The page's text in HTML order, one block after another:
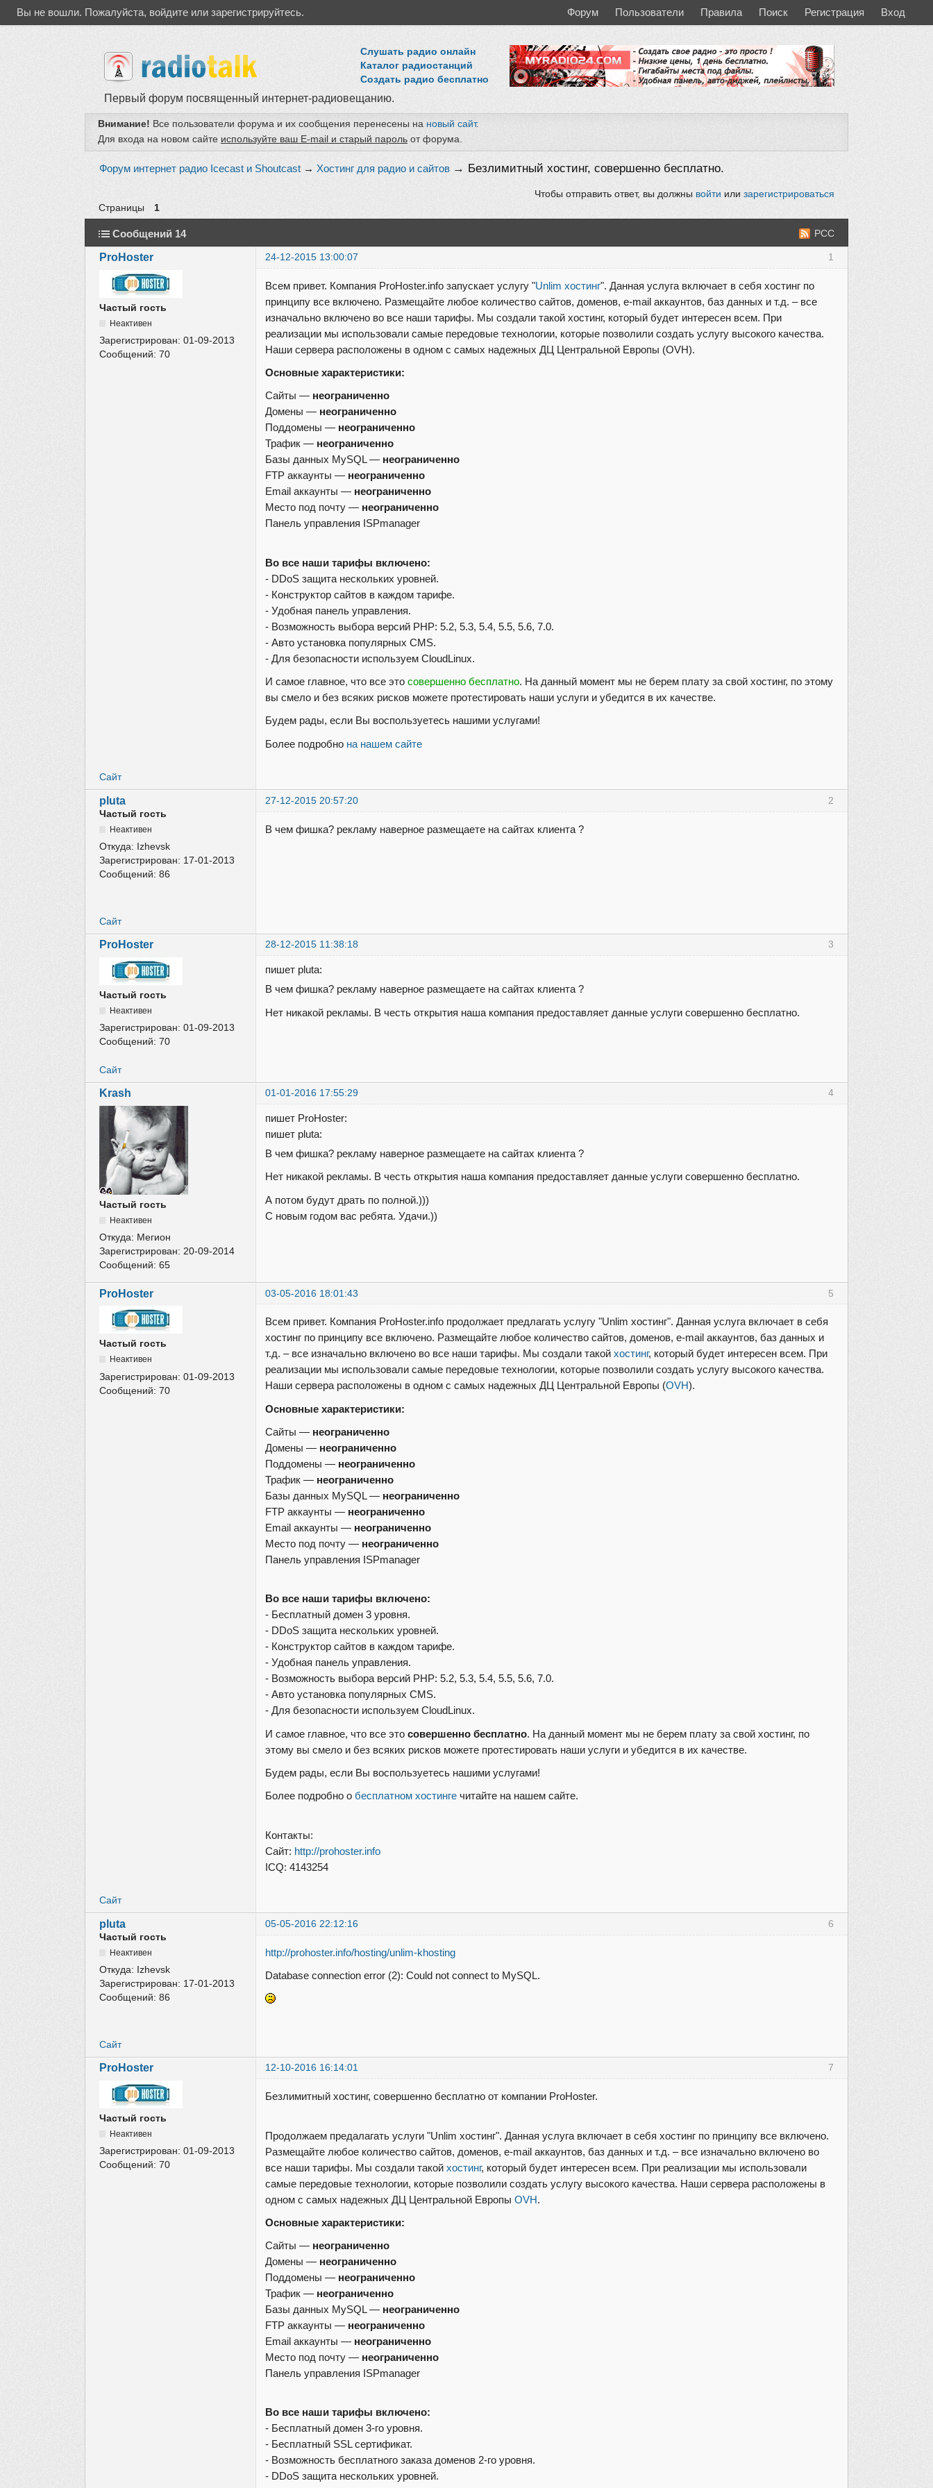
Вы не вошли. Пожалуйста, войдите или зарегистрируйтесь. Форум Пользователи Правила Поиск Регистрация Вход
Слушать радио онлайн
Каталог радиостанций
Создать радио бесплатно
Первый форум посвященный интернет-радиовещанию.
Внимание! Все пользователи форума и их сообщения перенесены на новый сайт.
Для входа на новом сайте используйте ваш E-mail и старый пароль от форума.
Форум интернет радио Icecast и Shoutcast → Хостинг для радио и сайтов → Безлимитный хостинг, совершенно бесплатно.
Страницы 1
Чтобы отправить ответ, вы должны войти или зарегистрироваться
РСС
Сообщений 14
1
ProHoster 24-12-2015 13:00:07
Частый гость
Неактивен
Зарегистрирован:01-09-2013
Сообщений:70
Всем привет. Компания ProHoster.info запускает услугу "Unlim хостинг". Данная услуга включает в себя хостинг по
принципу все включено. Размещайте любое количество сайтов, доменов, e-mail аккаунтов, баз данных и т.д. – все
изначально включено во все наши тарифы. Мы создали такой хостинг, который будет интересен всем. При
реализации мы использовали самые передовые технологии, которые позволили создать услугу высокого качества.
Наши сервера расположены в одном с самых надежных ДЦ Центральной Европы (OVH).
Основные характеристики:
Сайты — неограниченно
Домены — неограниченно
Поддомены — неограниченно
Трафик — неограниченно
Базы данных MySQL — неограниченно
FTP аккаунты — неограниченно
Email аккаунты — неограниченно
Место под почту — неограниченно
Панель управления ISPmanager
Во все наши тарифы включено:
- DDoS защита нескольких уровней.
- Конструктор сайтов в каждом тарифе.
- Удобная панель управления.
- Возможность выбора версий PHP: 5.2, 5.3, 5.4, 5.5, 5.6, 7.0.
- Авто установка популярных CMS.
- Для безопасности используем CloudLinux.
И самое главное, что все этосовершенно бесплатно. На данный момент мы не берем плату за свой хостинг, по этому
вы смело и без всяких рисков можете протестировать наши услуги и убедится в их качестве.
Будем рады, если Вы воспользуетесь нашими услугами!
Более подробно на нашем сайте
Сайт
2
pluta
27-12-2015 20:57:20
Частый гость
Неактивен
Откуда: Izhevsk
Зарегистрирован: 17-01-2013
Сообщений:86
В чем фишка? рекламу наверное размещаете на сайтах клиента ?
Сайт
3
ProHoster 28-12-2015 11:38:18
Частый гость
Неактивен
Зарегистрирован:01-09-2013
Сообщений:70
пишет pluta:
В чем фишка? рекламу наверное размещаете на сайтах клиента ?
Нет никакой рекламы. В честь открытия наша компания предоставляет данные услуги совершенно бесплатно.
Сайт
4
Krash 01-01-2016 17:55:29
Частый гость
Неактивен
Откуда: Мегион
Зарегистрирован:20-09-2014
Сообщений:65
пишет ProHoster:
пишет pluta:
В чем фишка? рекламу наверное размещаете на сайтах клиента ?
Нет никакой рекламы. В честь открытия наша компания предоставляет данные услуги совершенно бесплатно.
А потом будут драть по полной.)))
С новым годом вас ребята. Удачи.))
5
ProHoster 03-05-2016 18:01:43
Частый гость
Неактивен
Зарегистрирован:01-09-2013
Сообщений:70
Всем привет. Компания ProHoster.info продолжает предлагать услугу "Unlim хостинг". Данная услуга включает в себя
хостинг по принципу все включено. Размещайте любое количество сайтов, доменов, e-mail аккаунтов, баз данных и
т.д. – все изначально включено во все наши тарифы. Мы создали такойхостинг, который будет интересен всем. При
реализации мы использовали самые передовые технологии, которые позволили создать услугу высокого качества.
Наши сервера расположены в одном с самых надежных ДЦ Центральной Европы (OVH).
Основные характеристики:
Сайты — неограниченно
Домены — неограниченно
Поддомены — неограниченно
Трафик — неограниченно
Базы данных MySQL — неограниченно
FTP аккаунты — неограниченно
Email аккаунты — неограниченно
Место под почту — неограниченно
Панель управления ISPmanager
Во все наши тарифы включено:
- Бесплатный домен 3 уровня.
- DDoS защита нескольких уровней.
- Конструктор сайтов в каждом тарифе.
- Удобная панель управления.
- Возможность выбора версий PHP: 5.2, 5.3, 5.4, 5.5, 5.6, 7.0.
- Авто установка популярных CMS.
- Для безопасности используем CloudLinux.
И самое главное, что все этосовершенно бесплатно. На данный момент мы не берем плату за свой хостинг, по
этому вы смело и без всяких рисков можете протестировать наши услуги и убедится в их качестве.
Будем рады, если Вы воспользуетесь нашими услугами!
Более подробно обесплатном хостинге читайте на нашем сайте.
Контакты:
Сайт: http://prohoster.info
ICQ: 4143254
Сайт
6
pluta
05-05-2016 22:12:16
Частый гость
Неактивен
Откуда: Izhevsk
Зарегистрирован: 17-01-2013
Сообщений:86
http://prohoster.info/hosting/unlim-khosting
Database connection error (2): Could not connect to MySQL.
Сайт
7
ProHoster 12-10-2016 16:14:01
Частый гость
Неактивен
Зарегистрирован:01-09-2013
Сообщений:70
Безлимитный хостинг, совершенно бесплатно от компании ProHoster.
Продолжаем предалагать услуги "Unlim хостинг". Данная услуга включает в себя хостинг по принципу все включено.
Размещайте любое количество сайтов, доменов, e-mail аккаунтов, баз данных и т.д. – все изначально включено во
все наши тарифы. Мы создали такойхостинг, который будет интересен всем. При реализации мы использовали
самые передовые технологии, которые позволили создать услугу высокого качества. Наши сервера расположены в
одном с самых надежных ДЦ Центральной ЕвропыOVH.
Основные характеристики:
Сайты — неограниченно
Домены — неограниченно
Поддомены — неограниченно
Трафик — неограниченно
Базы данных MySQL — неограниченно
FTP аккаунты — неограниченно
Email аккаунты — неограниченно
Место под почту — неограниченно
Панель управления ISPmanager
Во все наши тарифы включено:
- Бесплатный домен 3-го уровня.
- Бесплатный SSL сертификат.
- Возможность бесплатного заказа доменов 2-го уровня.
- DDoS защита нескольких уровней.